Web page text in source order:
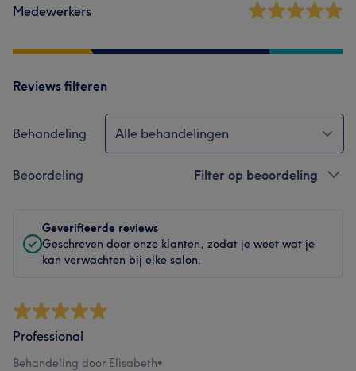
Medewerkers
Reviews filteren
Behandeling Alle behandelingen
Beoordeling Filter op beoordeling
Geverifieerde reviews
Geschreven door onze klanten, zodat je weet wat je
kan verwachten bij elke salon.
Professional
Behandeling door Elisabeth•